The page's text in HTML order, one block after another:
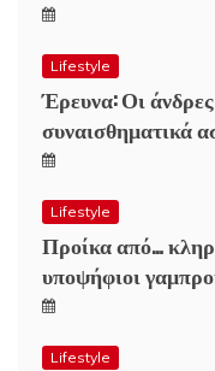
Lifestyle
Έρευνα: Οι
συναισθηματικά
Lifestyle
Προίκα από…
υποψήφιοι
Lifestyle